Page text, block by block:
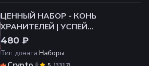
ЦЕННЫЙ НАБОР - КОНЬ
ХРАНИТЕЛЕЙ | УСПЕЙ
ПРИОБРЕСТИ
480 ₽
Тип доната:Наборы